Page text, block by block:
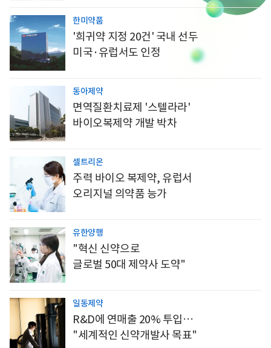
한미약품
'희귀약 지정 20건' 국내 선두
미국·유럽서도 인정
동아제약
면역질환치료제 '스텔라라'
바이오복제약 개발 박차
셀트리온
주력 바이오 복제약, 유럽서
오리지널 의약품 능가
유한양행
"혁신 신약으로
글로벌 50대 제약사 도약"
일동제약
R&D에 연매출 20% 투입…
"세계적인 신약개발사 목표"